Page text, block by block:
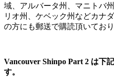
域、アルバータ州、マニトバ
リオ州、ケベック州などカナ
の方にも郵送で購読頂いており
Vancouver Shinpo Part 2 は下
す。